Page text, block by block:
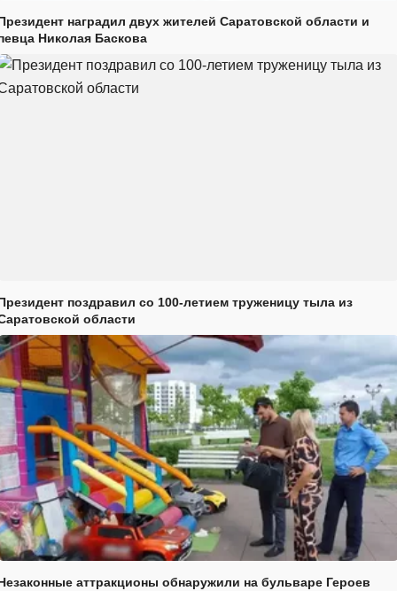
наградил двух жителей Саратовской области и
Николая Баскова
поздравил со 100-летием труженицу тыла из
области
аттракционы обнаружили на бульваре Героев